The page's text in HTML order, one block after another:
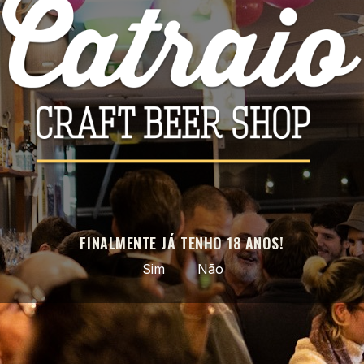
Facebook
Instagram
APROVEITE AS NOSSAS ÚLTIMAS NOVIDADES E OFERTAS
ESPECIAIS
Pode cancelar a subscrição a qualquer momento. Para tal, consulte a
nossa informação de contacto na declaração legal.
Cerveja artesanal selecionada · do nacional ao mundo ·
entregas em todo o país
FINALMENTE JÁ TENHO 18 ANOS!
Sim Não